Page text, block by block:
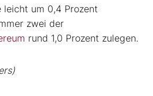
leicht um 0,4 Prozent
zwei der
rund 1,0 Prozent zulegen.